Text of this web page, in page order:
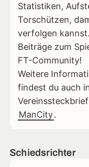
Statistiken,
Torschützen,
verfolgen
Beiträge zum
FT-Community!
Weitere
findest du auch
ManCity.
Schiedsrichter